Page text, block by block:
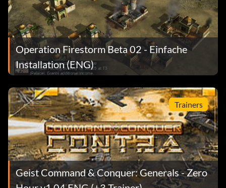
Operation Firestorm Beta 02 - Einfache
Installation (ENG)
Trainers
Geist Command & Conquer: Generals - Zero